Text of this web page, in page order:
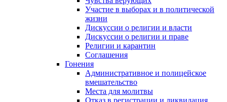
Участие в выборах и в политической
жизни
Дискуссии о религии и власти
Дискуссии о религии и праве
Религии и карантин
Соглашения
Гонения
Административное и полицейское
вмешательство
Места для молитвы
Отказ в регистрации и ликвидация